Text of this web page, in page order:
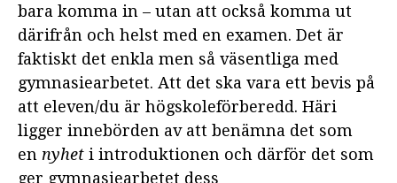
bara komma in – utan att också komma ut
därifrån och helst med en examen. Det är
faktiskt det enkla men så väsentliga med
gymnasiearbetet. Att det ska vara ett bevis på
att eleven/du är högskoleförberedd. Häri
ligger innebörden av att benämna det som
en nyhet i introduktionen och därför det som
ger gymnasiearbetet dess